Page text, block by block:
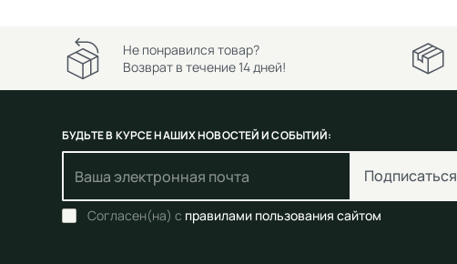
Не понравился товар?
Возврат в течение 14 дней!
БУДЬТЕ В КУРСЕ НАШИХ НОВОСТЕЙ И СОБЫТИЙ:
Подписаться
Согласен(на) с правилами пользования сайтом